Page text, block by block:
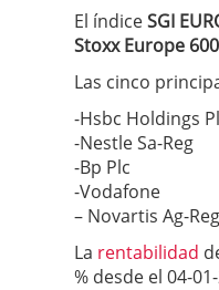
El índiceSGI
Stoxx Europe 600
Las cinco
-Hsbc Holdings
-Nestle Sa-Reg
-Bp Plc
-Vodafone
– Novartis Ag-Reg
La rentabilidad
% desde el 04-